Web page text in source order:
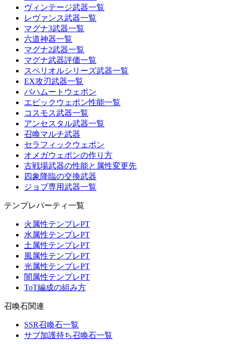
ヴィンテージ武器一覧
レヴァンス武器一覧
マグナ3武器一覧
六道神器一覧
マグナ2武器一覧
マグナ武器評価一覧
スペリオルシリーズ武器一覧
EX攻刃武器一覧
バハムートウェポン
エピックウェポン性能一覧
コスモス武器一覧
アンセスタル武器一覧
召喚マルチ武器
セラフィックウェポン
オメガウェポンの作り方
古戦場武器の性能と属性変更先
四象降臨の交換武器
ジョブ専用武器一覧
テンプレパーティ一覧
火属性テンプレPT
水属性テンプレPT
土属性テンプレPT
風属性テンプレPT
光属性テンプレPT
闇属性テンプレPT
ToT編成の組み方
召喚石関連
SSR召喚石一覧
サブ加護持ち召喚石一覧